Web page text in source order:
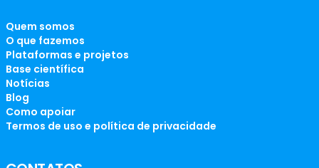
Quem somos
O que fazemos
Plataformas e projetos
Base científica
Notícias
Blog
Como apoiar
Termos de uso e política de privacidade